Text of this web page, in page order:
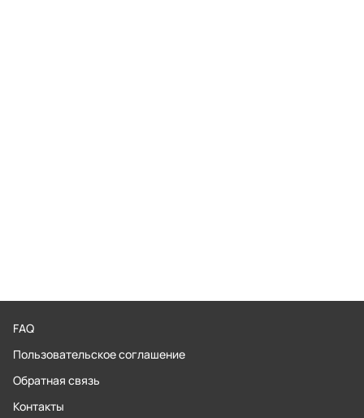
FAQ
Пользовательское соглашение
Обратная связь
Контакты